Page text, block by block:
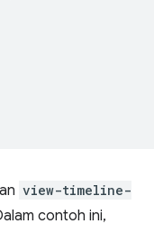
view-timeline-
contoh ini,